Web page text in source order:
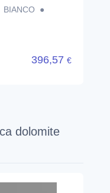
●
396,57 €
dolomite